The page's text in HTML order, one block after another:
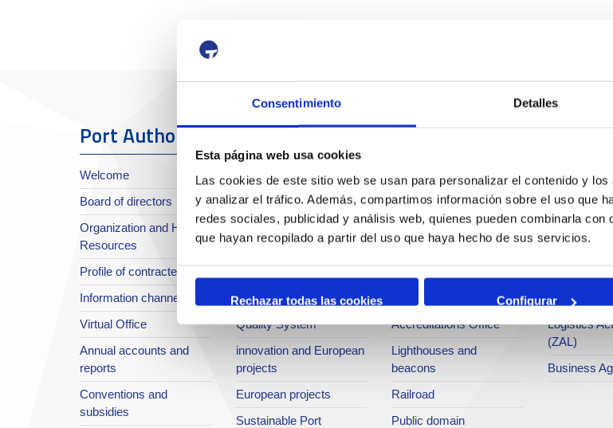
Consentimiento Detalles
Esta página web usa cookies
Las cookies de este sitio web se usan para personalizar el contenido y
y analizar el tráfico. Además, compartimos información sobre el uso que
redes sociales, publicidad y análisis web, quienes pueden combinarla
que hayan recopilado a partir del uso que haya hecho de sus servicios.
Rechazar todas las cookies Configurar
Port Authority
Welcome
Board of directors
Organization and Human
Resources
Profile of contractee
Information channel
Virtual Office
Annual accounts and
reports
Conventions and
subsidies
The Port
About the Port
Location or Access
Strategic planning
Integral safety
Quality System
innovation and European
projects
European projects
Sustainable Port
Services
Operations and port
services
Bunkering
Commercial services
Accreditations Office
Lighthouses and
beacons
Railroad
Public domain
Traffic type
Statistics
SEA -
System)
Intermodality
Logistics
(ZAL)
Business